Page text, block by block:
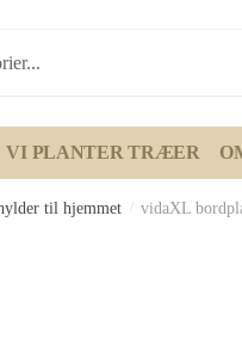
VI PLANTER TRÆER
til hjemmet vidaXL